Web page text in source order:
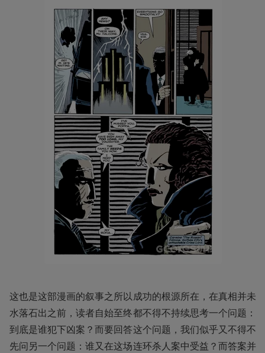
这也是这部漫画的叙事之所以成功的根源所在，在真相并未
水落石出之前，读者自始至终都不得不持续思考一个问题：
到底是谁犯下凶案？而要回答这个问题，我们似乎又不得不
先问另一个问题：谁又在这场连环杀人案中受益？而答案并